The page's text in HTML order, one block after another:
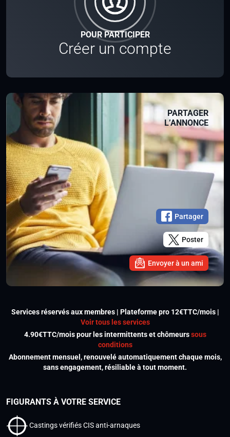
POUR PARTICIPER
Créer un compte
PARTAGER
L’ANNONCE
Partager
Poster
Envoyer à un ami
Services réservés aux membres | Plateforme pro 12€TTC/mois |
Voir tous les services
4.90€TTC/mois pour les intermittents et chômeurssous
conditions
Abonnement mensuel, renouvelé automatiquement chaque mois,
sans engagement, résiliable à tout moment.
FIGURANTS À VOTRE SERVICE
Castings vérifiés CIS anti-arnaques